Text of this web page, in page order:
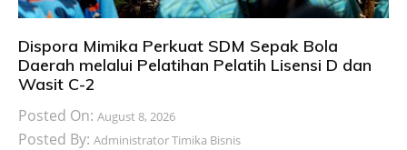
Dispora Mimika Perkuat SDM Sepak Bola
Daerah melalui Pelatihan Pelatih Lisensi D dan
Wasit C-2
Posted On: August 8, 2026
Posted By: Administrator Timika Bisnis